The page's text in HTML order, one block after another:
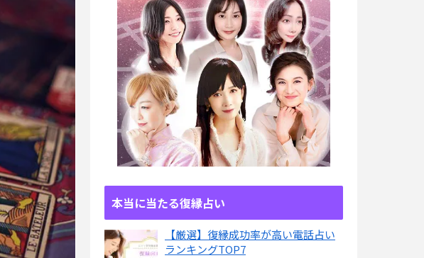
本当に当たる復縁占い
【厳選】復縁成功率が高い電話占い
ランキングTOP7